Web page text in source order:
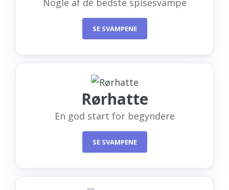
Nogle af de bedste spisesvampe
SE SVAMPENE
Rørhatte
En god start for begyndere
SE SVAMPENE